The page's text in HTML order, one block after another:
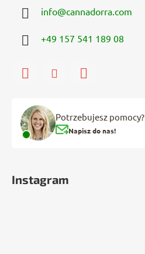
info@cannadorra.com
+49 157 541 189 08
Potrzebujesz pomocy?
Napisz do nas!
Instagram